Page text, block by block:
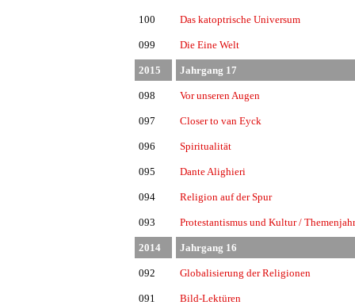
100 Das katoptrische Universum
099 Die Eine Welt
2015 Jahrgang 17
098 Vor unseren Augen
097 Closer to van Eyck
096 Spiritualität
095 Dante Alighieri
094 Religion auf der Spur
093 Protestantismus und Kultur /
2014 Jahrgang 16
092 Globalisierung der Religionen
091 Bild-Lektüren